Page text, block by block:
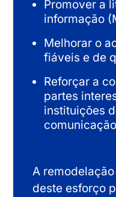
Promover a
informação
Melhorar o
fiáveis e de
Reforçar a
partes
instituições
A
deste esforço